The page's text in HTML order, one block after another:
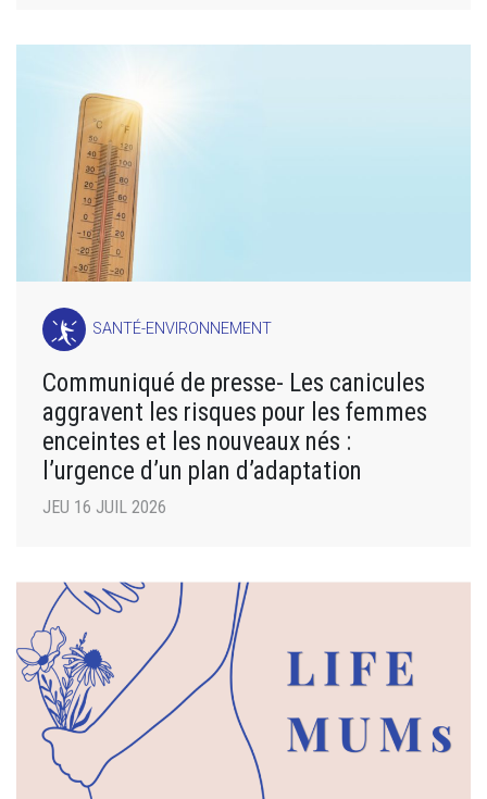
SANTÉ-ENVIRONNEMENT
Communiqué de presse- Les canicules
aggravent les risques pour les femmes
enceintes et les nouveaux nés :
l’urgence d’un plan d’adaptation
JEU 16 JUIL 2026